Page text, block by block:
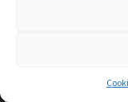
Lees alles over